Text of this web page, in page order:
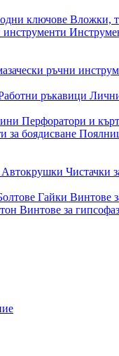
ключове Вложки,
инструменти
ръчни
ръкавици
Перфоратори и
за боядисване
Автокрушки Чистачки
Гайки Винтове
Винтове за